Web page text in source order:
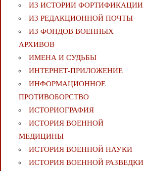
ИЗ ИСТОРИИ ФОРТИФИКАЦИИ
ИЗ РЕДАКЦИОННОЙ ПОЧТЫ
ИЗ ФОНДОВ ВОЕННЫХ
АРХИВОВ
ИМЕНА И СУДЬБЫ
ИНТЕРНЕТ-ПРИЛОЖЕНИЕ
ИНФОРМАЦИОННОЕ
ПРОТИВОБОРСТВО
ИСТОРИОГРАФИЯ
ИСТОРИЯ ВОЕННОЙ
МЕДИЦИНЫ
ИСТОРИЯ ВОЕННОЙ НАУКИ
ИСТОРИЯ ВОЕННОЙ РАЗВЕДКИ